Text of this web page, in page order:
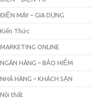
ĐIỆN MÁY – GIA DỤNG
Kiến Thức
MARKETING ONLINE
NGÂN HÀNG – BẢO HIỂM
NHÀ HÀNG – KHÁCH SẠN
Nội thất